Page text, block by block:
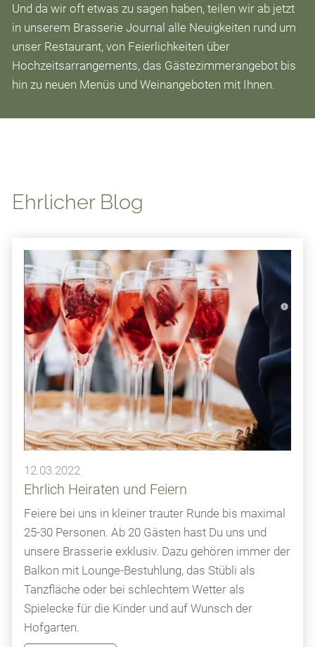
Brasserie Journal
Die Sprache des Weines
Jobs
Kontakt
Und da wir oft etwas zu sagen haben, teilen wir ab jetzt
in unserem Brasserie Journal alle Neuigkeiten rund um
unser Restaurant, von Feierlichkeiten über
Hochzeitsarrangements, das Gästezimmerangebot bis
hin zu neuen Menüs und Weinangeboten mit Ihnen.
Ehrlicher Blog
12.03.2022
Ehrlich Heiraten und Feiern
Feiere bei uns in kleiner trauter Runde bis maximal
25-30 Personen. Ab 20 Gästen hast Du uns und
unsere Brasserie exklusiv. Dazu gehören immer der
Balkon mit Lounge-Bestuhlung, das Stübli als
Tanzfläche oder bei schlechtem Wetter als
Spielecke für die Kinder und auf Wunsch der
Hofgarten.